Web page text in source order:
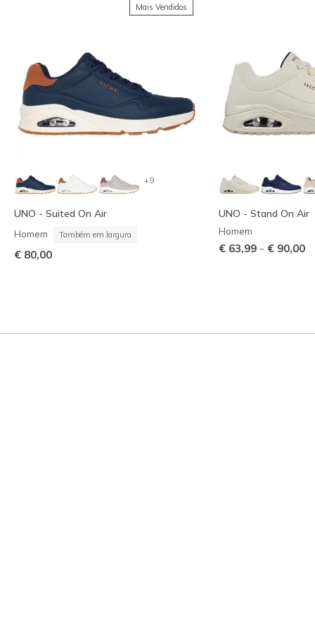
Mais Vendidos
+9
UNO - Suited On Air
Homem Também em largura
€ 80,00
UNO - Stand On Air
Homem
€ 63,99 - € 90,00